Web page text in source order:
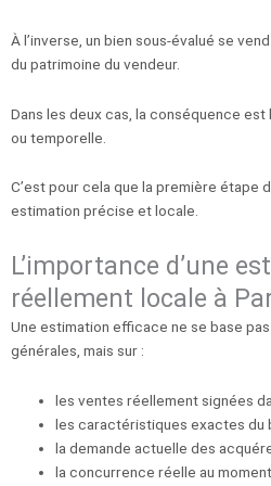
À l’inverse, un bien sous-évalué se
du patrimoine du vendeur.
Dans les deux cas, la conséquence
ou temporelle.
C’est pour cela que la première étape
estimation précise et locale.
L’importance d’une
réellement locale à
Une estimation efficace ne se base
générales, mais sur :
les ventes réellement signées
les caractéristiques exactes du
la demande actuelle des
la concurrence réelle au